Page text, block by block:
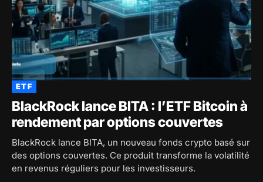
ETF
BlackRock lance BITA : l’ETF Bitcoin à
rendement par options couvertes
BlackRock lance BITA, un nouveau fonds crypto basé sur
des options couvertes. Ce produit transforme la volatilité
en revenus réguliers pour les investisseurs.